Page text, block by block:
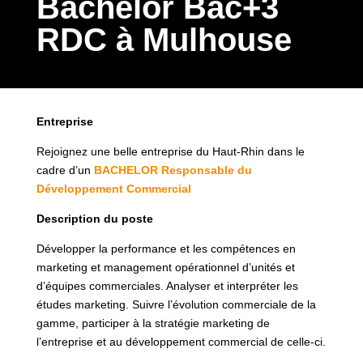
Bachelor Bac+3
RDC à Mulhouse
Entreprise
Rejoignez une belle entreprise du Haut-Rhin dans le
cadre d’un BACHELOR Responsable du
Développement Commercial
Description du poste
Développer la performance et les compétences en
marketing et management opérationnel d’unités et
d’équipes commerciales. Analyser et interpréter les
études marketing. Suivre l’évolution commerciale de la
gamme, participer à la stratégie marketing de
l’entreprise et au développement commercial de celle-ci.